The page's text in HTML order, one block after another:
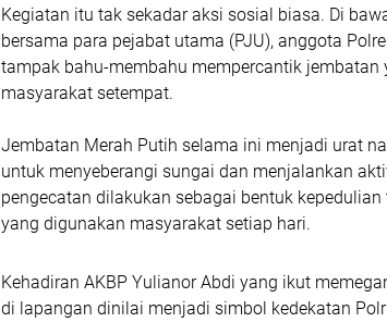
Kegiatan itu tak sekadar aksi sosial biasa. Di
bersama para pejabat utama (PJU), anggota
tampak bahu-membahu mempercantik jembatan
masyarakat setempat.
Jembatan Merah Putih selama ini menjadi urat
untuk menyeberangi sungai dan menjalankan
pengecatan dilakukan sebagai bentuk
yang digunakan masyarakat setiap hari.
Kehadiran AKBP Yulianor Abdi yang ikut
di lapangan dinilai menjadi simbol kedekatan